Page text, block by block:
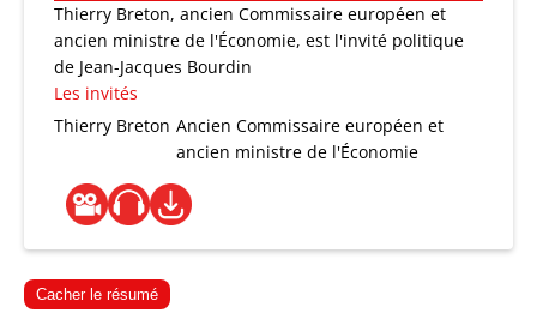
Thierry Breton, ancien Commissaire européen et
ancien ministre de l'Économie, est l'invité politique
de Jean-Jacques Bourdin
Les invités
Thierry Breton Ancien Commissaire européen et
ancien ministre de l'Économie
Cacher le résumé